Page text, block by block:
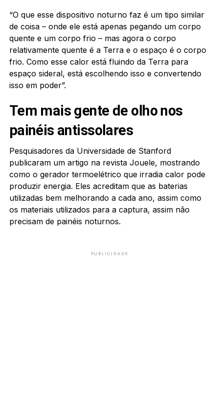
“O que esse dispositivo noturno faz é um tipo similar
de coisa – onde ele está apenas pegando um corpo
quente e um corpo frio – mas agora o corpo
relativamente quente é a Terra e o espaço é o corpo
frio. Como esse calor está fluindo da Terra para
espaço sideral, está escolhendo isso e convertendo
isso em poder”.
Tem mais gente de olho nos
painéis antissolares
Pesquisadores da Universidade de Stanford
publicaram um artigo na revista Jouele, mostrando
como o gerador termoelétrico que irradia calor pode
produzir energia. Eles acreditam que as baterias
utilizadas bem melhorando a cada ano, assim como
os materiais utilizados para a captura, assim não
precisam de painéis noturnos.
PUBLICIDADE